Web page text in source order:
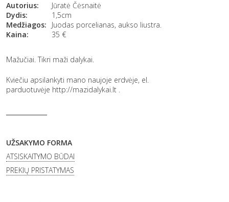
Autorius:
Jūratė Čėsnaitė
Dydis:
1,5cm
Medžiagos:
Juodas porcelianas, aukso liustra.
Kaina:
35 €
Mažučiai. Tikri maži dalykai.
Kviečiu apsilankyti mano naujoje erdvėje, el.
parduotuvėje http://mazidalykai.lt .
UŽSAKYMO FORMA
ATSISKAITYMO BŪDAI
PREKIŲ PRISTATYMAS